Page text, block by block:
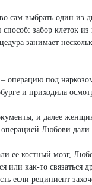
сам выбрать один
забор клеток из
занимает
операцию под
и приходила
и далее
Любови
ее костный мозг,
как-то связаться
реципиент